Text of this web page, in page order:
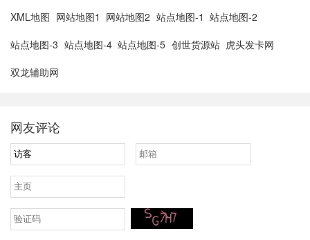
XML地图 网站地图1 网站地图2 站点地图-1 站点地图-2
站点地图-3 站点地图-4 站点地图-5 创世货源站 虎头发卡网
双龙辅助网
网友评论